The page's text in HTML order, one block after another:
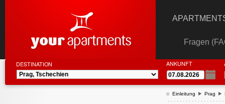
Fragen
DESTINATION ANKUNFT
Einleitung Prag